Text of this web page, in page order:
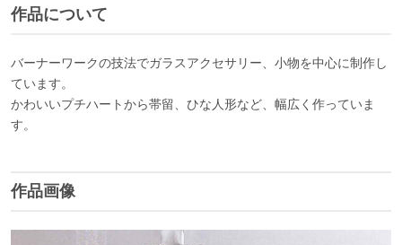
作品について
バーナーワークの技法でガラスアクセサリー、小物を中心に制作し
ています。
かわいいプチハートから帯留、ひな人形など、幅広く作っていま
す。
作品画像